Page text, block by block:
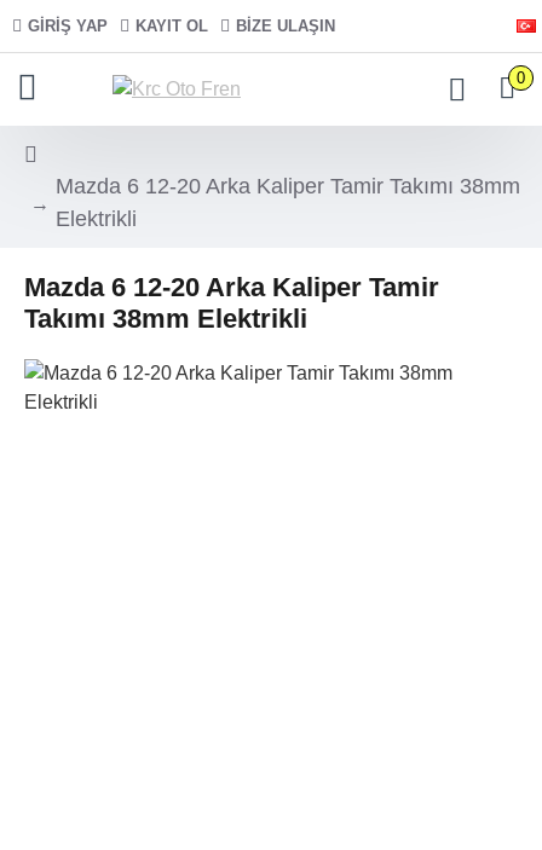
GIRIŞ YAP KAYIT OL BIZE ULAŞIN
0
Mazda 6 12-20 Arka Kaliper Tamir Takımı 38mm
Elektrikli
Mazda 6 12-20 Arka Kaliper Tamir
Takımı 38mm Elektrikli